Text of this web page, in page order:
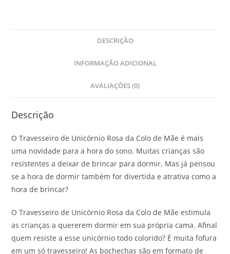
DESCRIÇÃO
INFORMAÇÃO ADICIONAL
AVALIAÇÕES (0)
Descrição
O Travesseiro de Unicórnio Rosa da Colo de Mãe é mais
uma novidade para a hora do sono. Muitas crianças são
resistentes a deixar de brincar para dormir. Mas já pensou
se a hora de dormir também for divertida e atrativa como a
hora de brincar?
O Travesseiro de Unicórnio Rosa da Colo de Mãe estimula
as crianças a quererem dormir em sua própria cama. Afinal
quem resiste a esse unicórnio todo colorido? É muita fofura
em um só travesseiro! As bochechas são em formato de